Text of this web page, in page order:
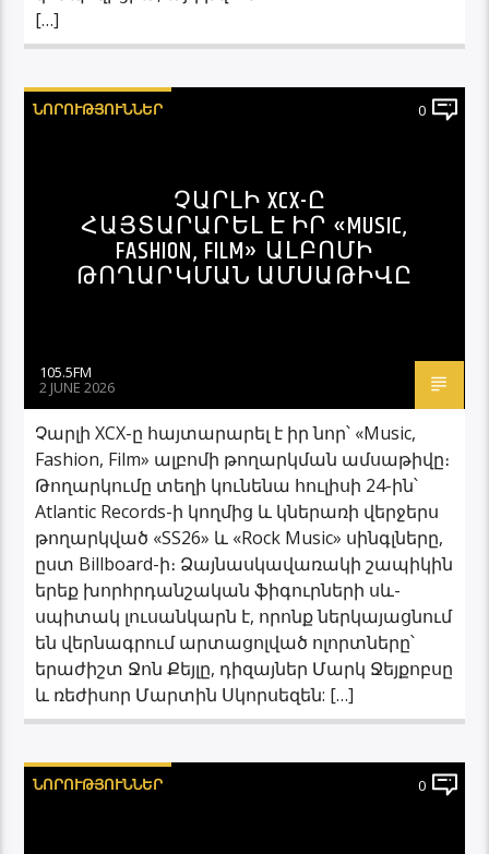
[…]
ՆՈՐՈՒԹՅՈՒՆՆԵՐ 0
ՉԱՐԼԻ XCX-Ը
ՀԱՅՏԱՐԱՐԵԼ Է ԻՐ «MUSIC,
FASHION, FILM» ԱԼԲՈՄԻ
ԹՈՂԱՐԿՄԱՆ ԱՄՍԱԹԻՎԸ
105.5FM
2 JUNE 2026
Չարլի XCX-ը հայտարարել է իր նոր՝ «Music,
Fashion, Film» ալբոմի թողարկման ամսաթիվը։
Թողարկումը տեղի կունենա հուլիսի 24-ին՝
Atlantic Records-ի կողմից և կներառի վերջերս
թողարկված «SS26» և «Rock Music» սինգլները,
ըստ Billboard-ի։ Ձայնասկավառակի շապիկին
երեք խորհրդանշական ֆիգուրների սև-
սպիտակ լուսանկարն է, որոնք ներկայացնում
են վերնագրում արտացոլված ոլորտները՝
երաժիշտ Ջոն Քեյլը, դիզայներ Մարկ Ջեյքոբսը
և ռեժիսոր Մարտին Սկորսեզեն: […]
ՆՈՐՈՒԹՅՈՒՆՆԵՐ 0